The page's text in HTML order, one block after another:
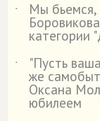
˙
Мы бьемся,
категории
˙
"Пусть
же
Оксана
юбилеем